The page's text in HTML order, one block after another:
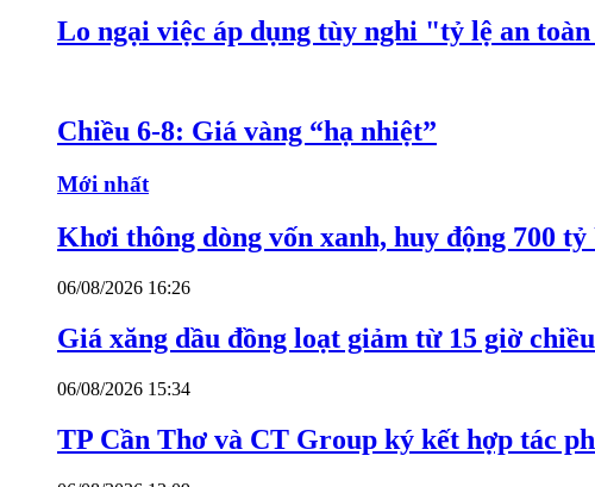
Lo ngại việc áp dụng tùy nghi "tỷ lệ an
Chiều 6-8: Giá vàng “hạ nhiệt”
Mới nhất
Khơi thông dòng vốn xanh, huy động 700
06/08/2026 16:26
Giá xăng dầu đồng loạt giảm từ 15 giờ
06/08/2026 15:34
TP Cần Thơ và CT Group ký kết hợp tác